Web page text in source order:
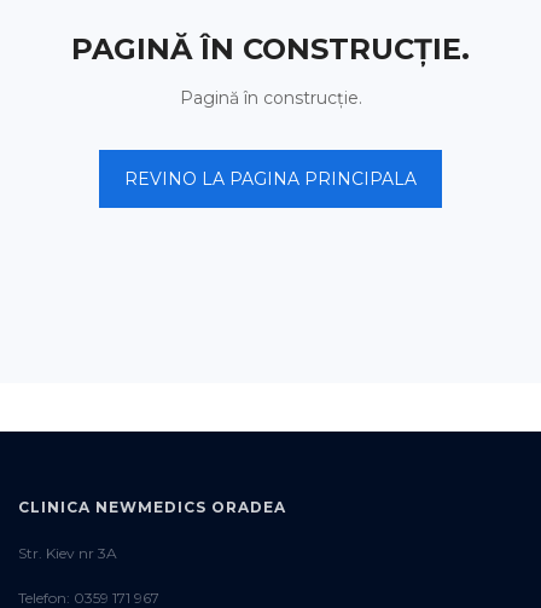
PAGINĂ ÎN CONSTRUCȚIE.
Pagină în construcție.
REVINO LA PAGINA PRINCIPALA
CLINICA NEWMEDICS ORADEA
Str. Kiev nr 3A
Telefon: 0359 171 967